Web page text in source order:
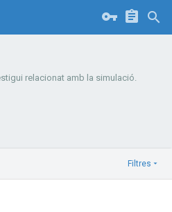
relacionat amb la simulació.
Filtres